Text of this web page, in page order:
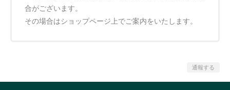
合がございます。
その場合はショップページ上でご案内をいたします。
通報する